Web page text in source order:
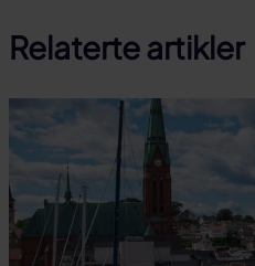
facebook
linkedin
Relaterte artikler